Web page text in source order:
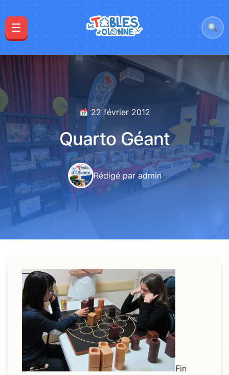
☰
22 février 2012
Quarto Géant
Rédigé par admin
Fin